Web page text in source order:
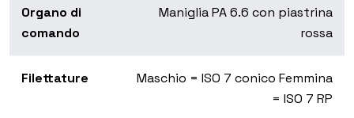
Organo di
comando
Maniglia PA 6.6 con piastrina
rossa
Filettature
Maschio = ISO 7 conico Femmina
= ISO 7 RP